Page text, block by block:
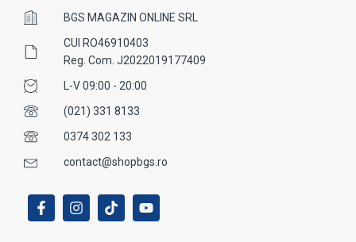
BGS MAGAZIN ONLINE SRL
CUI RO46910403
Reg. Com. J2022019177409
L-V 09:00 - 20:00
(021) 331 8133
0374 302 133
contact@shopbgs.ro